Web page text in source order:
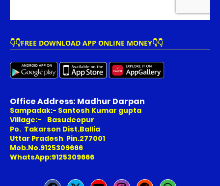
👇👇FREE DOWNLOAD APP ONLINE MONEY👇👇
Office Address: Madhur Darpan
Sampadak:- Santosh Kumar gupta
Village:- Basudeopur
Po. Takarson Dist.Ballia
Uttar Pradesh Pin.277001
Mob.No.9125309666
WhatsApp:9125309666